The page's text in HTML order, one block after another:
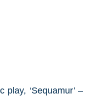
‘Sequamur’ –